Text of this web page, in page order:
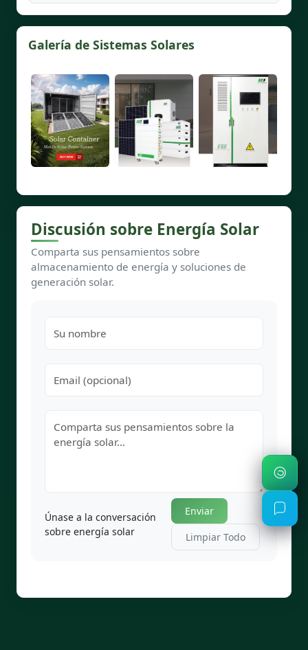
Galería de Sistemas Solares
Discusión sobre Energía Solar
Comparta sus pensamientos sobre
almacenamiento de energía y soluciones de
generación solar.
Únase a la conversación
sobre energía solar
Enviar
Limpiar Todo